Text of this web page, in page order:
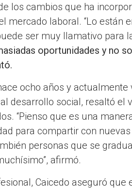
los cambios que ha
mercado laboral. “Lo están
ser muy llamativo para
oportunidades y no
ocho años y
desarrollo social, resaltó el
“Pienso que es una
para compartir con
personas que se
afirmó.
Caicedo aseguró que